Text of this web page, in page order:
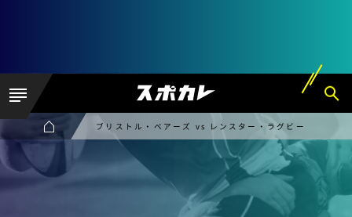
ブリストル・ベアーズ vs レンスター・ラグビー